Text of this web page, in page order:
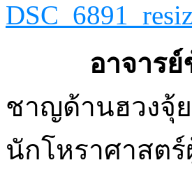
อาจารย์ช้า
ชาญด้านฮวงจุ้
นักโหราศาสต